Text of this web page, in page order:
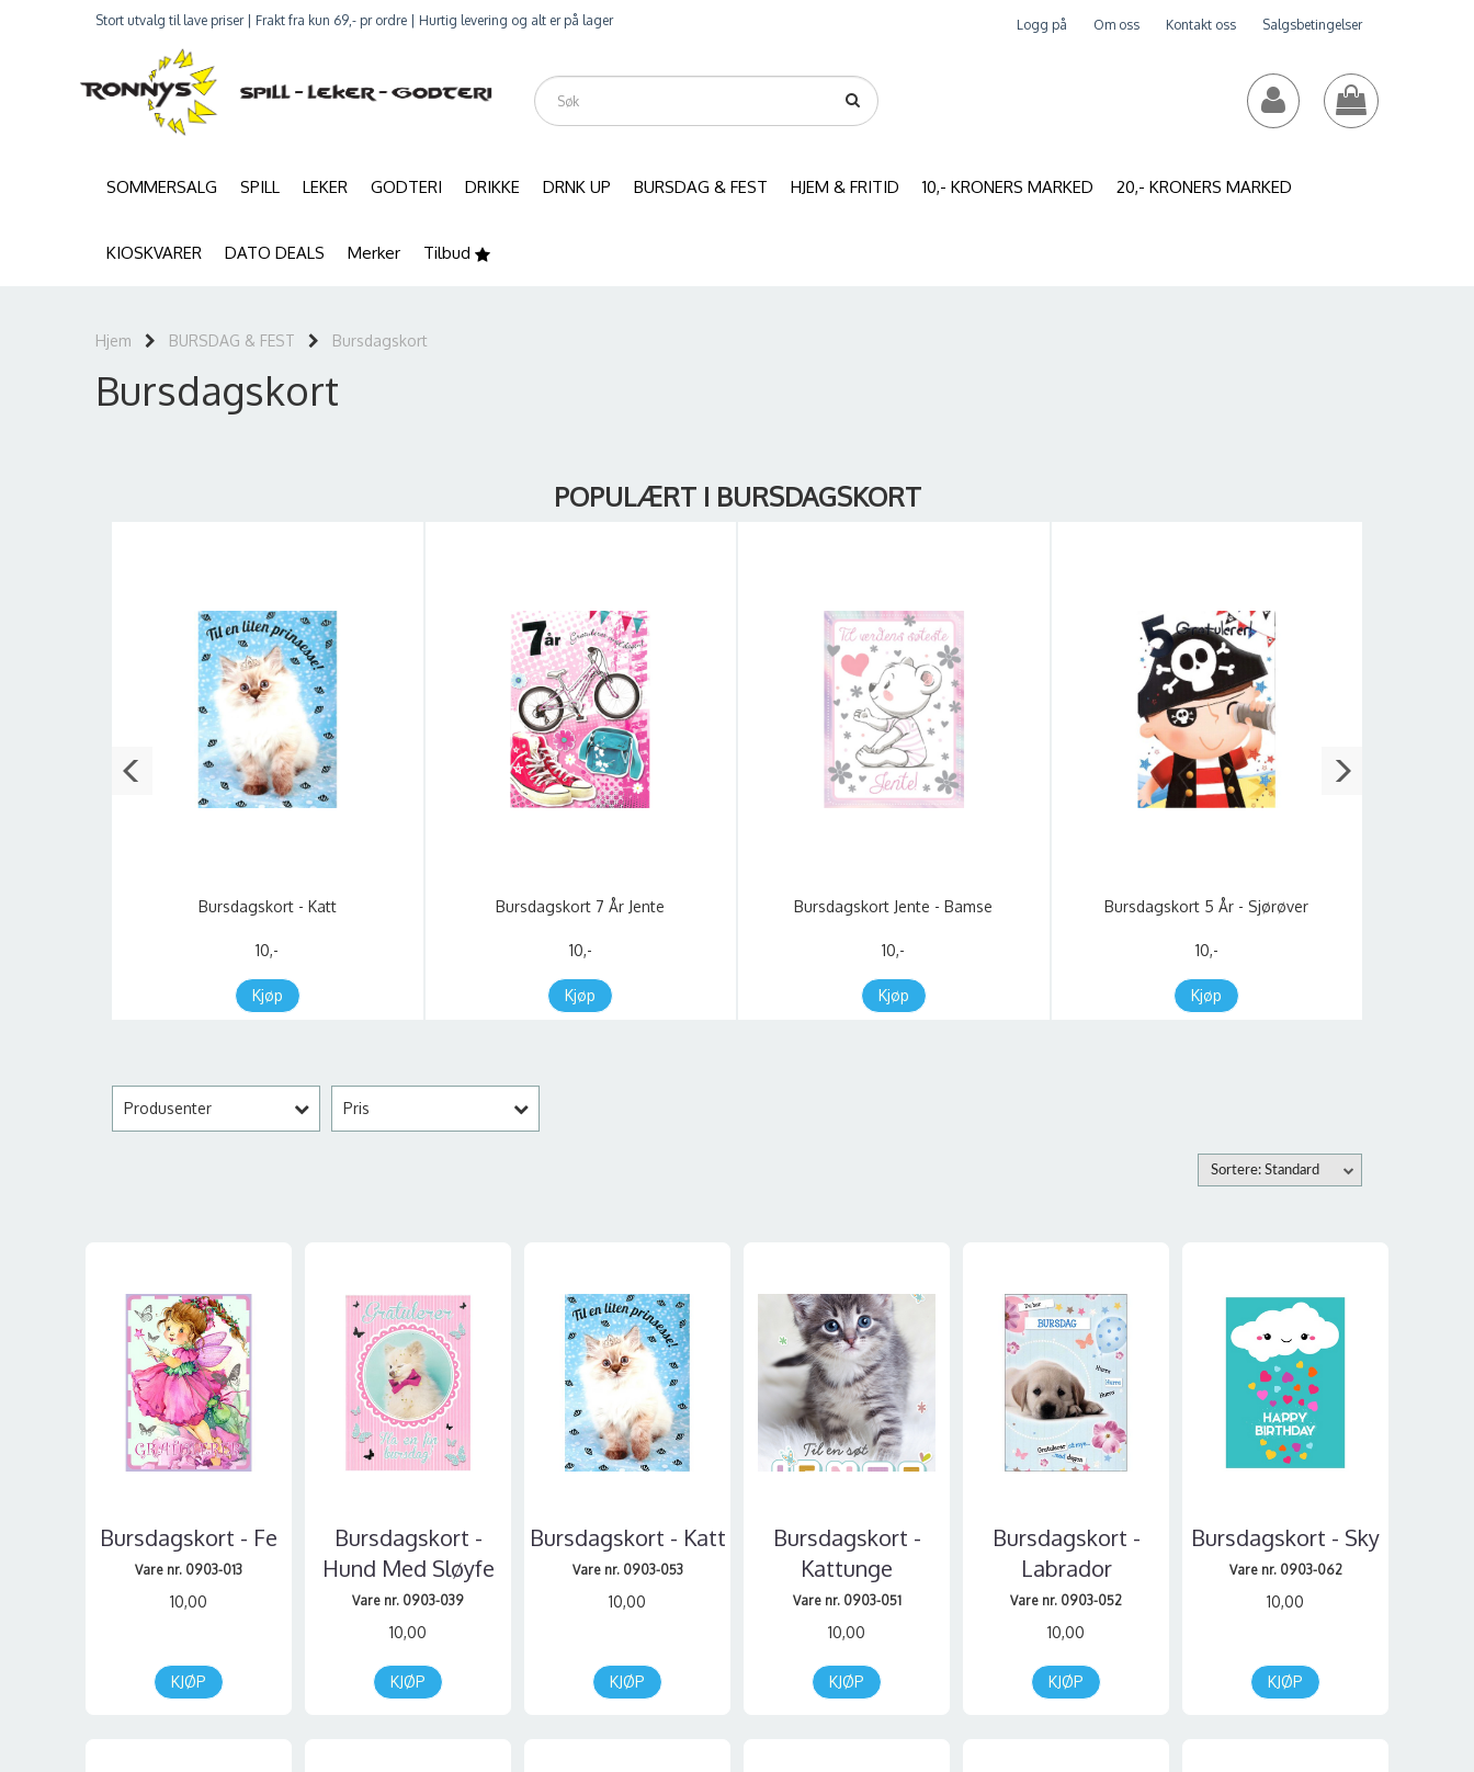
Stort utvalg til lave priser | Frakt fra kun 69,- pr ordre | Hurtig levering og alt er på lager Logg på Om oss Kontakt oss Salgsbetingelser
SOMMERSALG SPILL LEKER GODTERI DRIKKE DRNK UP BURSDAG & FEST HJEM & FRITID 10,- KRONERS MARKED 20,- KRONERS MARKED
KIOSKVARER DATO DEALS Merker Tilbud
Hjem BURSDAG & FEST Bursdagskort
Bursdagskort
POPULÆRT I BURSDAGSKORT
Bursdagskort - Katt
10,-
Kjøp
Bursdagskort 7 År Jente
10,-
Kjøp
Bursdagskort Jente - Bamse
10,-
Kjøp
Bursdagskort 5 År - Sjørøver
10,-
Kjøp
Produsenter Pris
Sortere: Standard
Bursdagskort - Fe
Vare nr. 0903-013
10,00
KJØP
Bursdagskort -
Hund Med Sløyfe
Vare nr. 0903-039
10,00
KJØP
Bursdagskort - Katt
Vare nr. 0903-053
10,00
KJØP
Bursdagskort -
Kattunge
Vare nr. 0903-051
10,00
KJØP
Bursdagskort -
Labrador
Vare nr. 0903-052
10,00
KJØP
Bursdagskort - Sky
Vare nr. 0903-062
10,00
KJØP